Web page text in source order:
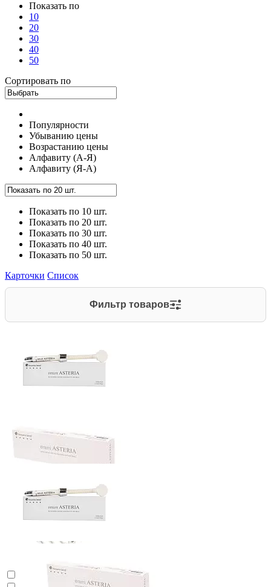
Показать по
10
20
30
40
50
Сортировать по
Популярности
Убыванию цены
Возрастанию цены
Алфавиту (А-Я)
Алфавиту (Я-А)
Показать по 10 шт.
Показать по 20 шт.
Показать по 30 шт.
Показать по 40 шт.
Показать по 50 шт.
Карточки Список
Фильтр товаров